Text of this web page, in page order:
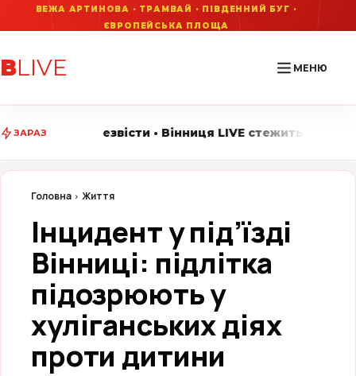
ВLIVE МЕНЮ
ЗАРАЗ
• Вінниця LIVE стежить за головними подіями
Головна Життя
Інцидент у під’їзді
Вінниці: підлітка
підозрюють у
хуліганських діях
проти дитини